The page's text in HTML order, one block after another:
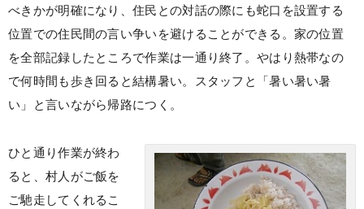
べきかが明確になり、住民との対話の際にも蛇口を設置する
位置での住民間の言い争いを避けることができる。家の位置
を全部記録したところで作業は一通り終了。やはり熱帯なの
で何時間も歩き回ると結構暑い。スタッフと「暑い暑い暑
い」と言いながら帰路につく。
ひと通り作業が終わ
ると、村人がご飯を
ご馳走してくれるこ